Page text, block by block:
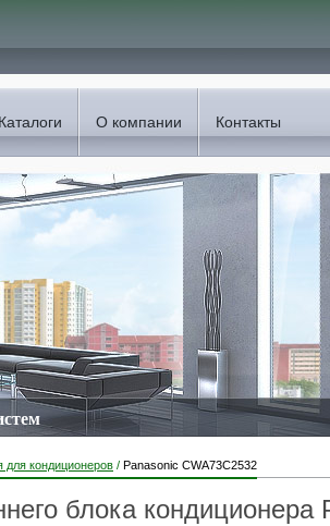
Каталоги О компании Контакты
для кондиционеров / Panasonic CWA73C2532
блока кондиционера